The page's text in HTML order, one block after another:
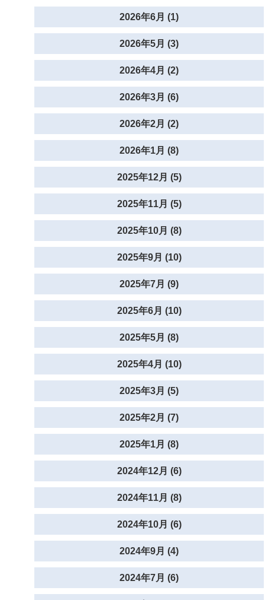
2026年6月 (1)
2026年5月 (3)
2026年4月 (2)
2026年3月 (6)
2026年2月 (2)
2026年1月 (8)
2025年12月 (5)
2025年11月 (5)
2025年10月 (8)
2025年9月 (10)
2025年7月 (9)
2025年6月 (10)
2025年5月 (8)
2025年4月 (10)
2025年3月 (5)
2025年2月 (7)
2025年1月 (8)
2024年12月 (6)
2024年11月 (8)
2024年10月 (6)
2024年9月 (4)
2024年7月 (6)